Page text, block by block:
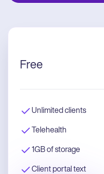
Free
Unlimited clients
Telehealth
1GB of storage
Client portal text